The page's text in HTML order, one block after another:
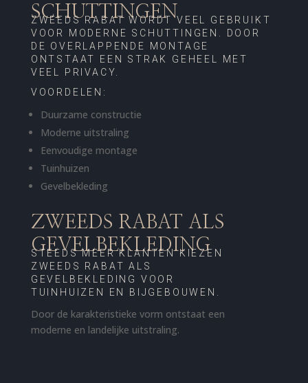
SCHUTTINGEN
ZWEEDS RABAT WORDT VEEL GEBRUIKT
VOOR MODERNE SCHUTTINGEN. DOOR
DE OVERLAPPENDE MONTAGE
ONTSTAAT EEN STRAK GEHEEL MET
VEEL PRIVACY.
VOORDELEN:
Duurzame constructie
Moderne uitstraling
Eenvoudige montage
Tuinhuizen
Gevelbekleding
ZWEEDS RABAT ALS
GEVELBEKLEDING
STEEDS MEER KLANTEN KIEZEN
ZWEEDS RABAT ALS
GEVELBEKLEDING VOOR
TUINHUIZEN EN BIJGEBOUWEN.
Door de karakteristieke vorm ontstaat een
moderne en landelijke uitstraling.